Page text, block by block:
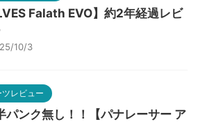
Falath EVO】約2年経過レビ
10/3
ツレビュー
パンク無し！！【パナレーサー ア